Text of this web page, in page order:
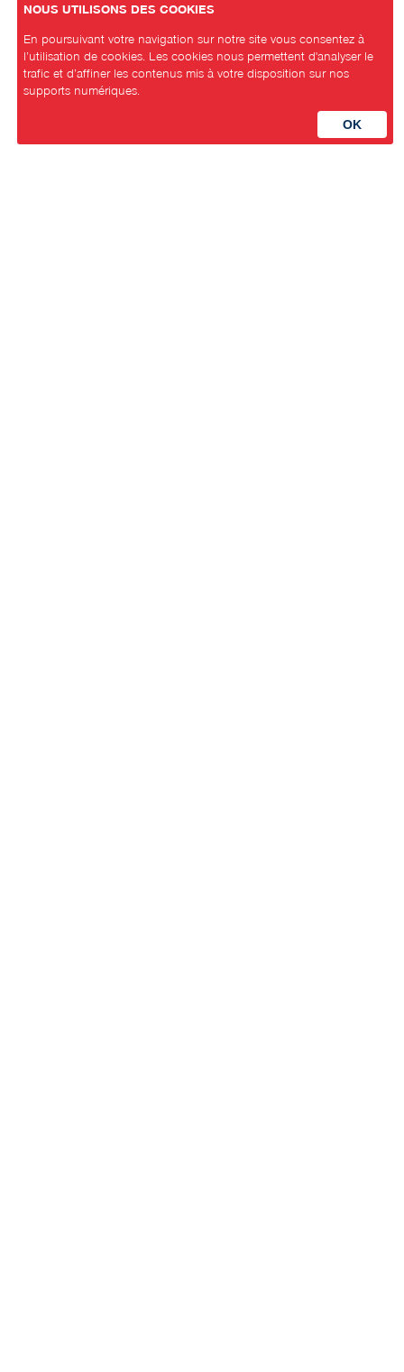
NOUS UTILISONS DES COOKIES
En poursuivant votre navigation sur notre site vous consentez à
l’utilisation de cookies. Les cookies nous permettent d'analyser le
trafic et d’affiner les contenus mis à votre disposition sur nos
supports numériques.